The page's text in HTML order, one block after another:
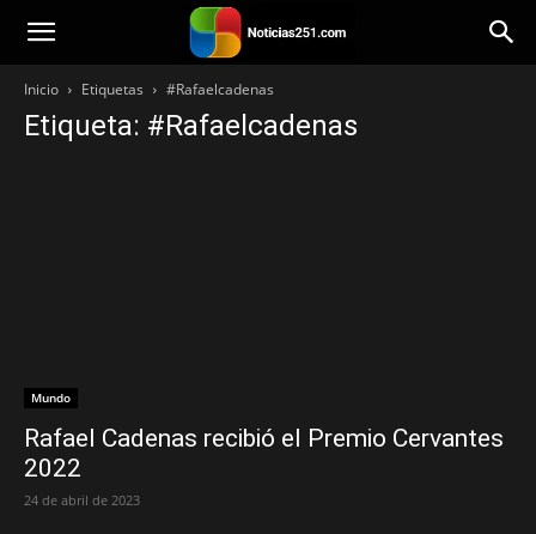
Noticias251
Inicio Etiquetas #Rafaelcadenas
Etiqueta: #Rafaelcadenas
Mundo
Rafael Cadenas recibió el Premio Cervantes
2022
24 de abril de 2023